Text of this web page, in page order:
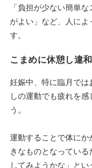
「負担が少ない簡単
がよい」など、人に
す。
こまめに休憩し違
妊娠中、特に臨月で
しの運動でも疲れを
う。
運動することで体にか
きなものとなってい
してみようかな」と